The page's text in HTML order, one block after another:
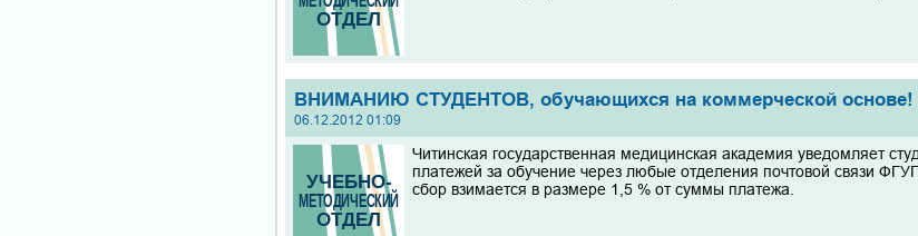
ВНИМАНИЮ СТУДЕНТОВ, обучающихся на коммерческой основе!
06.12.2012 01:09
Читинская государственная медицинская академия уведомляет
платежей за обучение через любые отделения почтовой связи
сбор взимается в размере 1,5 % от суммы платежа.